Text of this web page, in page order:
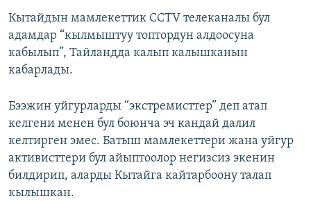
Кытайдын мамлекеттик CCTV телеканалы бул
адамдар “кылмыштуу топтордун алдоосуна
кабылып”, Тайландда калып калышканын
кабарлады.
Бээжин уйгурларды “экстремисттер” деп атап
келгени менен бул боюнча эч кандай далил
келтирген эмес. Батыш мамлекеттери жана уйгур
активисттери бул айыптоолор негизсиз экенин
билдирип, аларды Кытайга кайтарбоону талап
кылышкан.